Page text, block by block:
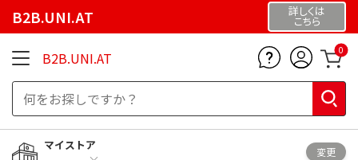
B2B.UNI.AT 詳しくは
こちら
B2B.UNI.AT 0
マイストア
変更